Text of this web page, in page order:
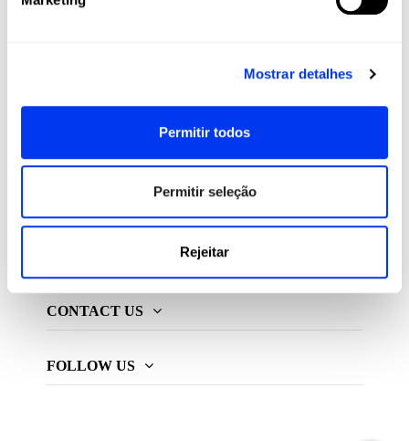
Mostrar detalhes
Permitir todos
Permitir seleção
Rejeitar
produtos de padel, pickleball e beach tennis
CONTACT US
FOLLOW US